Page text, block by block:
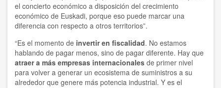
el concierto económico a disposición del crecimiento
económico de Euskadi, porque eso puede marcar una
diferencia con respecto a otros territorios”.
“Es el momento de invertir en fiscalidad. No estamos
hablando de pagar menos, sino de pagar diferente. Hay que
atraer a más empresas internacionales de primer nivel
para volver a generar un ecosistema de suministros a su
alrededor que genere más potencia industrial. Y es el